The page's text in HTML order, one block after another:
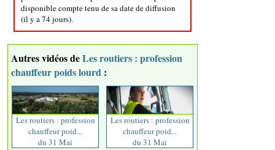
disponible compte tenu de sa date de diffusion
(il y a 74 jours).
Autres vidéos deLes routiers : profession
chauffeur poids lourd :
Les routiers : profession
chauffeur poid...
du 31 Mai
Les routiers : profession
chauffeur poid...
du 31 Mai